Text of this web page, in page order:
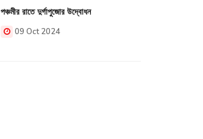
পঞ্চমীর রাতে দুর্গাপুজোর উদ্বোধন
09 Oct 2024